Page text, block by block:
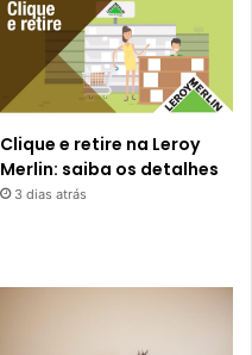
Clique e retire na Leroy
Merlin: saiba os detalhes
3 dias atrás